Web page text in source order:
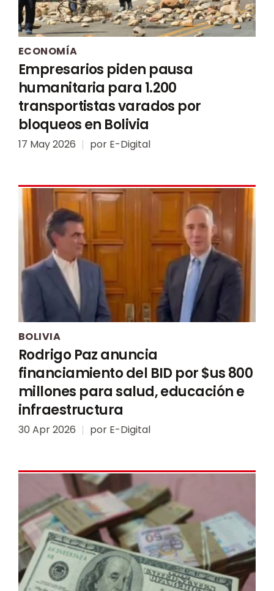
ECONOMÍA
Empresarios piden pausa
humanitaria para 1.200
transportistas varados por
bloqueos en Bolivia
17 May 2026 por E-Digital
BOLIVIA
Rodrigo Paz anuncia
financiamiento del BID por $us 800
millones para salud, educación e
infraestructura
30 Apr 2026 por E-Digital